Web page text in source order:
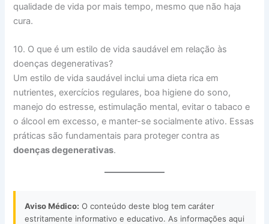
qualidade de vida por mais tempo, mesmo que não haja
cura.
10. O que é um estilo de vida saudável em relação às
doenças degenerativas?
Um estilo de vida saudável inclui uma dieta rica em
nutrientes, exercícios regulares, boa higiene do sono,
manejo do estresse, estimulação mental, evitar o tabaco e
o álcool em excesso, e manter-se socialmente ativo. Essas
práticas são fundamentais para proteger contra as
doenças degenerativas.
Aviso Médico: O conteúdo deste blog tem caráter
estritamente informativo e educativo. As informações aqui